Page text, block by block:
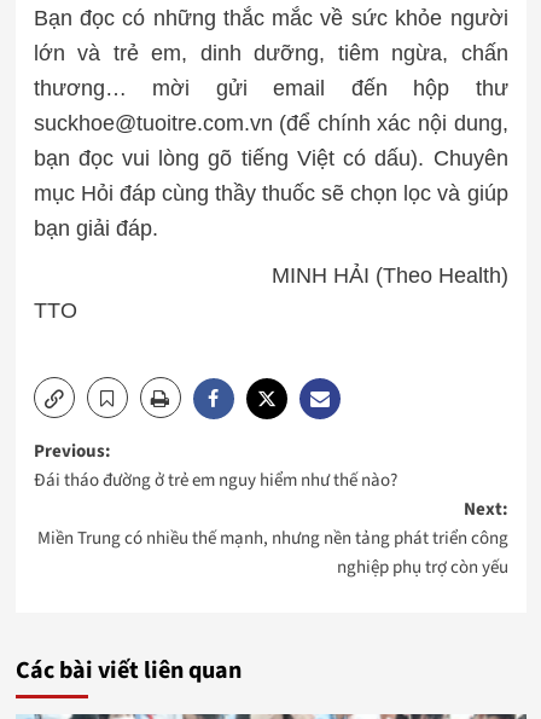
Bạn đọc có những thắc mắc về sức khỏe người
lớn và trẻ em, dinh dưỡng, tiêm ngừa, chấn
thương… mời gửi email đến hộp thư
suckhoe@tuoitre.com.vn (để chính xác nội dung,
bạn đọc vui lòng gõ tiếng Việt có dấu). Chuyên
mục Hỏi đáp cùng thầy thuốc sẽ chọn lọc và giúp
bạn giải đáp.
MINH HẢI (Theo Health)
TTO
Post
navigation
Previous:
Đái tháo đường ở trẻ em nguy hiểm như thế nào?
Next:
Miền Trung có nhiều thế mạnh, nhưng nền tảng phát triển công
nghiệp phụ trợ còn yếu
Các bài viết liên quan